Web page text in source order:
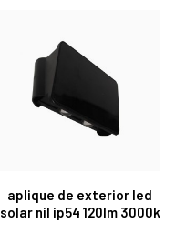
aplique de exterior led
solar nil ip54 120lm 3000k